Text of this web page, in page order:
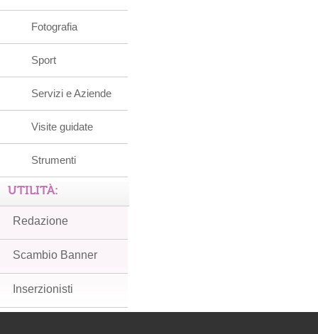
Fotografia
Sport
Servizi e Aziende
Visite guidate
Strumenti
UTILITÀ:
Redazione
Scambio Banner
Inserzionisti